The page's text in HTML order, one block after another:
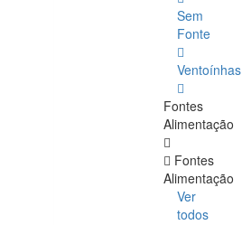
Sem
Fonte
Ventoínhas
Fontes
Alimentação
Fontes
Alimentação
Ver
todos